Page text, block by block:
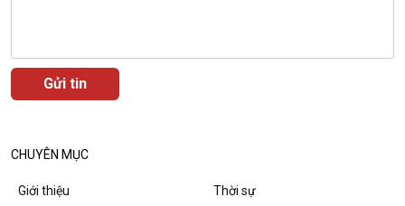
CHUYÊN MỤC
Giới thiệu Thời sự